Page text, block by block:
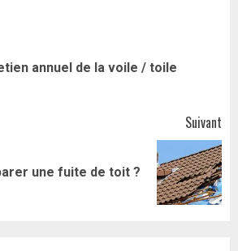
annuel de la voile / toile
Suivant
une fuite de toit ?